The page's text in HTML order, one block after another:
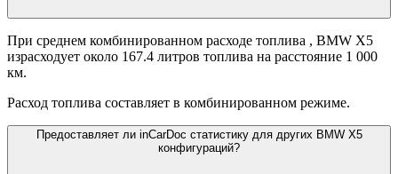
При среднем комбинированном расходе топлива , BMW X5
израсходует около 167.4 литров топлива на расстояние 1 000
км.
Расход топлива составляет в комбинированном режиме.
Предоставляет ли inCarDoc статистику для других BMW X5
конфигураций?